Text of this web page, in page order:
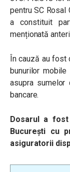
pentru SC Rosal
a constituit
menționată
În cauză au fost
bunurilor
asupra
bancare.
Dosarul a
București cu
asiguratorii